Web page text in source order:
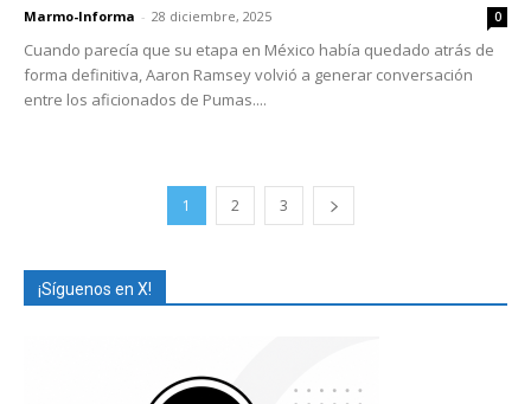
Marmo-Informa - 28 diciembre, 2025 0
Cuando parecía que su etapa en México había quedado atrás de
forma definitiva, Aaron Ramsey volvió a generar conversación
entre los aficionados de Pumas....
1 2 3
¡Síguenos en X!